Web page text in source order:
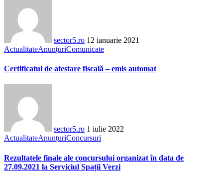
sector5.ro 12 ianuarie 2021
ActualitateAnunțuriComunicate
Certificatul de atestare fiscală – emis automat
sector5.ro 1 iulie 2022
ActualitateAnunțuriConcursuri
Rezultatele finale ale concursului organizat în data de
27.09.2021 la Serviciul Spații Verzi